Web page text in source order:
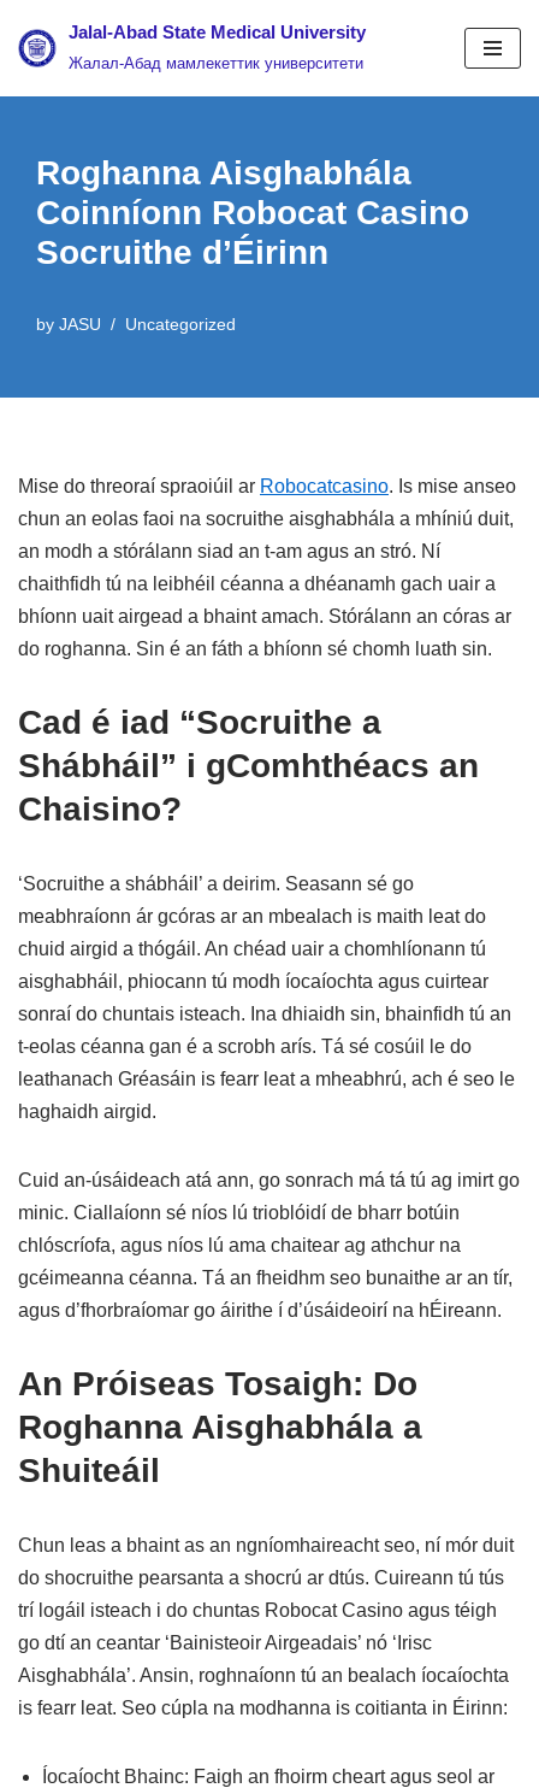
Skip
to
Jalal-Abad State Medical University
Жалал-Абад мамлекеттик университети
Roghanna Aisghabhála
Coinníonn Robocat Casino
Socruithe d’Éirinn
by JASU Uncategorized
Mise do threoraí spraoiúil ar Robocatcasino. Is mise anseo
chun an eolas faoi na socruithe aisghabhála a mhíniú duit,
an modh a stórálann siad an t-am agus an stró. Ní
chaithfidh tú na leibhéil céanna a dhéanamh gach uair a
bhíonn uait airgead a bhaint amach. Stórálann an córas ar
do roghanna. Sin é an fáth a bhíonn sé chomh luath sin.
Cad é iad “Socruithe a
Shábháil” i gComhthéacs an
Chaisino?
‘Socruithe a shábháil’ a deirim. Seasann sé go
meabhraíonn ár gcóras ar an mbealach is maith leat do
chuid airgid a thógáil. An chéad uair a chomhlíonann tú
aisghabháil, phiocann tú modh íocaíochta agus cuirtear
sonraí do chuntais isteach. Ina dhiaidh sin, bhainfidh tú an
t-eolas céanna gan é a scrobh arís. Tá sé cosúil le do
leathanach Gréasáin is fearr leat a mheabhrú, ach é seo le
haghaidh airgid.
Cuid an-úsáideach atá ann, go sonrach má tá tú ag imirt go
minic. Ciallaíonn sé níos lú trioblóidí de bharr botúin
chlóscríofa, agus níos lú ama chaitear ag athchur na
gcéimeanna céanna. Tá an fheidhm seo bunaithe ar an tír,
agus d’fhorbraíomar go áirithe í d’úsáideoirí na hÉireann.
An Próiseas Tosaigh: Do
Roghanna Aisghabhála a
Shuiteáil
Chun leas a bhaint as an ngníomhaireacht seo, ní mór duit
do shocruithe pearsanta a shocrú ar dtús. Cuireann tú tús
trí logáil isteach i do chuntas Robocat Casino agus téigh
go dtí an ceantar ‘Bainisteoir Airgeadais’ nó ‘Irisc
Aisghabhála’. Ansin, roghnaíonn tú an bealach íocaíochta
is fearr leat. Seo cúpla na modhanna is coitianta in Éirinn:
Íocaíocht Bhainc: Faigh an fhoirm cheart agus seol ar